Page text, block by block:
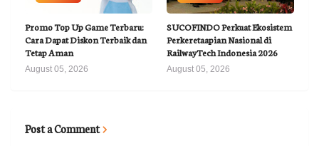
Promo Top Up Game Terbaru:
Cara Dapat Diskon Terbaik dan
Tetap Aman
August 05, 2026
SUCOFINDO Perkuat Ekosistem
Perkeretaapian Nasional di
RailwayTech Indonesia 2026
August 05, 2026
Post a Comment